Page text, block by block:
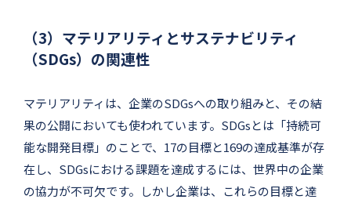
（3）マテリアリティとサステナビリティ
（SDGs）の関連性
マテリアリティは、企業のSDGsへの取り組みと、その結
果の公開においても使われています。SDGsとは「持続可
能な開発目標」のことで、17の目標と169の達成基準が存
在し、SDGsにおける課題を達成するには、世界中の企業
の協力が不可欠です。しかし企業は、これらの目標と達